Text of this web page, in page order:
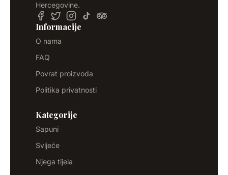
Hercegovine.
Informacije
O nama
FAQ
Povrat proizvoda
Politika privatnosti
Kategorije
Sapuni
Svijeće
Njega tijela